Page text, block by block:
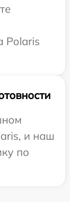
Polaris
и наш
по